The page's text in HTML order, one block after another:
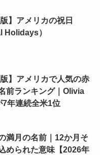
版】アメリカの祝日
Holidays）
版】アメリカで人気の赤
前ランキング｜Olivia
7年連続全米1位
満月の名前｜12か月そ
められた意味【2026年